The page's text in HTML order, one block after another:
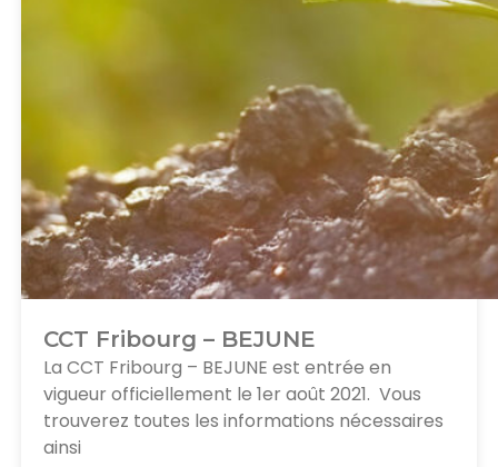
CCT Fribourg – BEJUNE
La CCT Fribourg – BEJUNE est entrée en
vigueur officiellement le 1er août 2021. Vous
trouverez toutes les informations nécessaires
ainsi